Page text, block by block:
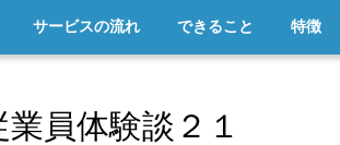
サービスの流れ できること 特徴
員体験談２１